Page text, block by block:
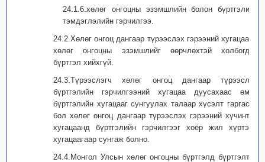
24.1.6.хөлөг онгоцны эзэмшлийн болон бүртгэлийн
тэмдэглэлийн гэрчилгээ.
24.2.Хөлөг онгоц дангаар түрээслэх гэрээний хугацаанд
хөлөг онгоцны эзэмшлийг өөрчлөхтэй холбогдох
бүртгэл хийхгүй.
24.3.Түрээслэгч хөлөг онгоц дангаар түрээслэх
бүртгэлийн гэрчилгээний хугацаа дуусахаас өмнө
бүртгэлийн хугацааг сунгуулах талаар хүсэлт гаргасан
бол хөлөг онгоц дангаар түрээслэх гэрээний хүчинтэй
хугацаанд бүртгэлийн гэрчилгээг хоёр жил хүртэлх
хугацаагаар сунгаж болно.
24.4.Монгол Улсын хөлөг онгоцны бүртгэлд бүртгэлтэй